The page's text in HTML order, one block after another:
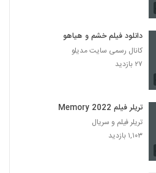
دانلود فیلم خشم و هیاهو
کانال رسمی سایت مدیلو
۲۷ بازدید
تریلر فیلم Memory 2022
تریلر فیلم و سریال
۱,۱۰۳ بازدید